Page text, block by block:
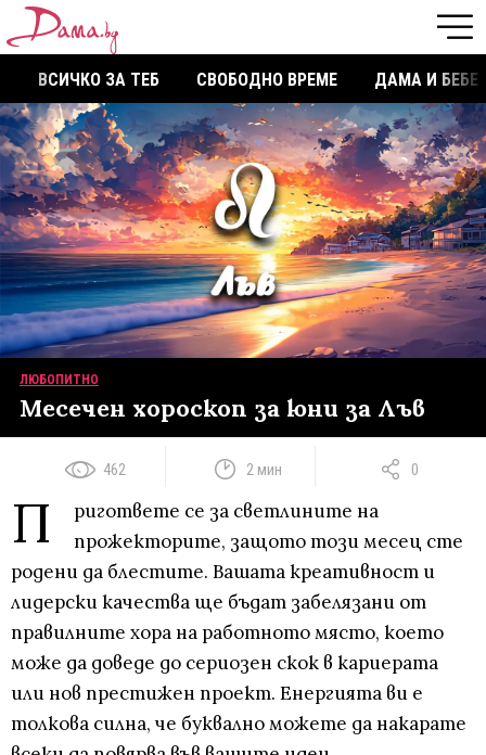
ВСИЧКО ЗА ТЕБ СВОБОДНО ВРЕМЕ ДАМА И БЕБЕ
ЛЮБОПИТНО
Месечен хороскоп за юни за Лъв
462 2 мин 0
П
ригответе се за светлините на
прожекторите, защото този месец сте
родени да блестите. Вашата креативност и
лидерски качества ще бъдат забелязани от
правилните хора на работното място, което
може да доведе до сериозен скок в кариерата
или нов престижен проект. Енергията ви е
толкова силна, че буквално можете да накарате